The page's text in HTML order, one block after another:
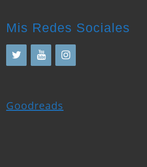
Mis Redes Sociales
Goodreads